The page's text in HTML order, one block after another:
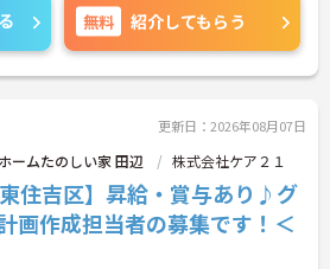
接対策ポイントなど、さら
すのでお気軽にご相談くだ
無料 紹介してもらう
更新日：2026年08月07日
ームたのしい家 田辺 株式会社ケア２１
東住吉区】昇給・賞与あり♪グ
画作成担当者の募集です！＜